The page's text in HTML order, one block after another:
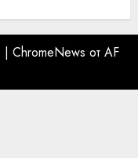
| ChromeNews от AF